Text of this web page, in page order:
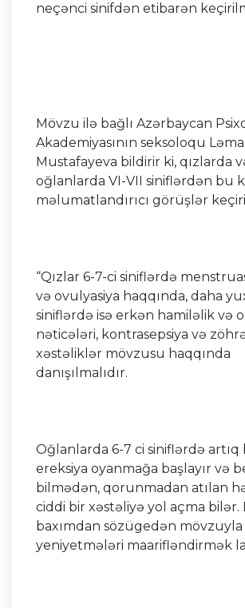
neçənci sinifdən etibarən
Mövzu ilə bağlı Azərbaycan
Akademiyasının seksoloqu
Mustafayeva bildirir ki, qızlarda
oğlanlarda VI-VII siniflərdən bu
məlumatlandırıcı görüşlər
“Qızlar 6-7-ci siniflərdə
və ovulyasiya haqqında, daha
siniflərdə isə erkən hamiləlik və
nəticələri, kontrasepsiya və
xəstəliklər mövzusu haqqında
danışılmalıdır.
Oğlanlarda 6-7 ci siniflərdə
ereksiya oyanmağa başlayır və
bilmədən, qorunmadan atılan
ciddi bir xəstəliyə yol açma bilər.
baxımdan sözügedən mövzuyla
yeniyetmələri maarifləndirmək